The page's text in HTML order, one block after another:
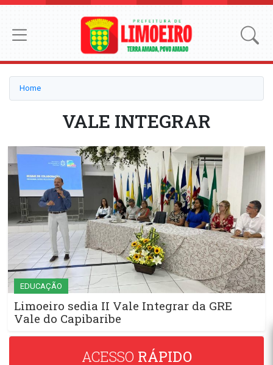
Home
VALE INTEGRAR
EDUCAÇÃO
Limoeiro sedia II Vale Integrar da GRE
Vale do Capibaribe
ACESSO RÁPIDO